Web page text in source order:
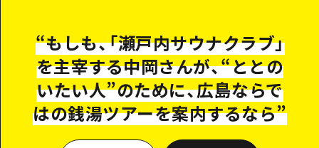
“もしも、「瀬戸内サウナクラブ」
を主宰する中岡さんが、“ととの
いたい人”のために、広島ならで
はの銭湯ツアーを案内するなら”